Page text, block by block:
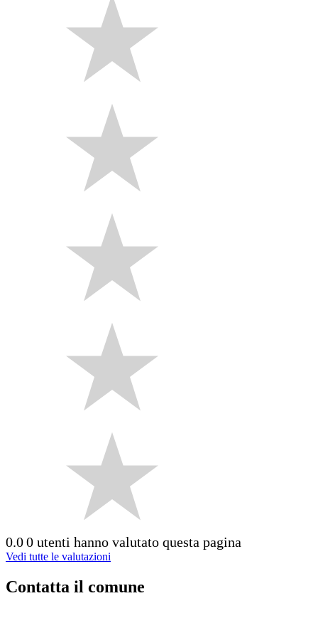
0.00 utenti hanno valutato questa pagina
Vedi tutte le valutazioni
Contatta il comune